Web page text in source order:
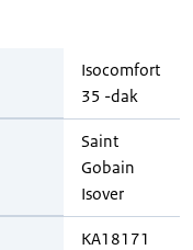
Isocomfort
35 -dak
Saint
Gobain
Isover
KA18171